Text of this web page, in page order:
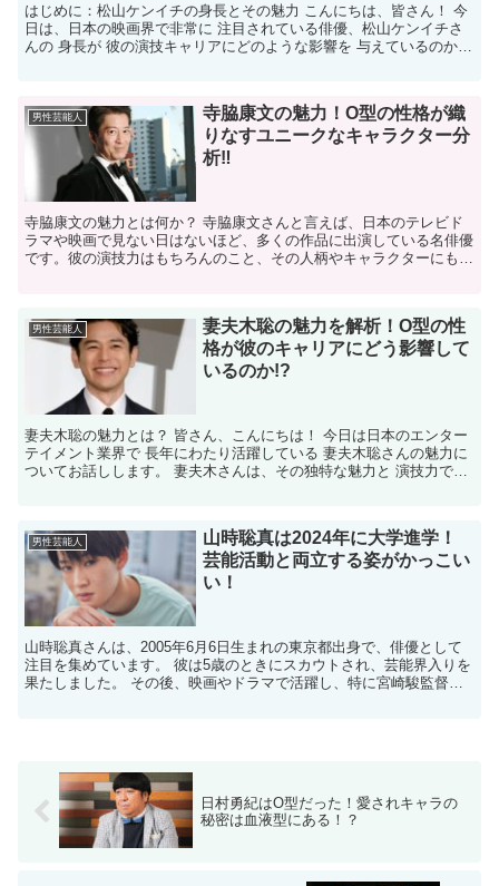
はじめに：松山ケンイチの身長とその魅力 こんにちは、皆さん！ 今
日は、日本の映画界で非常に 注目されている俳優、松山ケンイチさ
んの 身長が 彼の演技キャリアにどのような影響を 与えているのかに
男性芸能人
寺脇康文の魅力！O型の性格が織
りなすユニークなキャラクター分
析‼
寺脇康文の魅力とは何か？ 寺脇康文さんと言えば、日本のテレビド
ラマや映画で見ない日はないほど、多くの作品に出演している名俳優
です。彼の演技力はもちろんのこと、その人柄やキャラクターにも注
男性芸能人
妻夫木聡の魅力を解析！O型の性
格が彼のキャリアにどう影響して
いるのか!?
妻夫木聡の魅力とは？ 皆さん、こんにちは！ 今日は日本のエンター
テイメント業界で 長年にわたり活躍している 妻夫木聡さんの魅力に
ついてお話しします。 妻夫木さんは、その独特な魅力と 演技力で多
男性芸能人
山時聡真は2024年に大学進学！
芸能活動と両立する姿がかっこい
い！
山時聡真さんは、2005年6月6日生まれの東京都出身で、俳優として
注目を集めています。 彼は5歳のときにスカウトされ、芸能界入りを
果たしました。 その後、映画やドラマで活躍し、特に宮崎駿監督の
日村勇紀はO型だった！愛されキャラの
秘密は血液型にある！？